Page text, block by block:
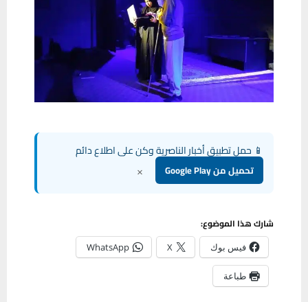
📱 حمل تطبيق أخبار الناصرية وكن على اطلاع دائم
تحميل من Google Play ×
شارك هذا الموضوع:
فيس بوك X
WhatsApp
طباعة